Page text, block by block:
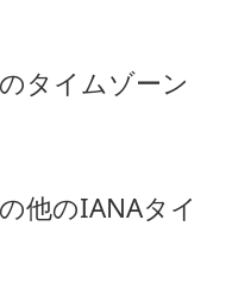
タイムゾーン
他のIANAタイ